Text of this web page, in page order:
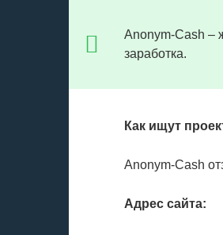
Anonym-Cash –
заработка.
Как ищут
Anonym-Cash
Адрес сайта: